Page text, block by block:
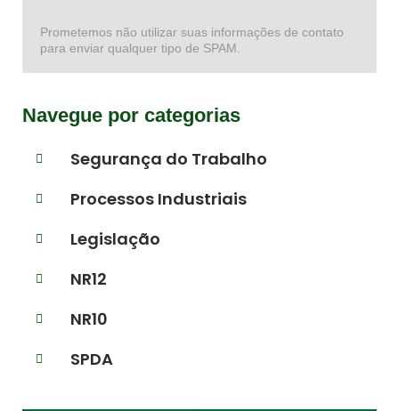
Prometemos não utilizar suas informações de contato
para enviar qualquer tipo de SPAM.
Navegue por categorias
Segurança do Trabalho
Processos Industriais
Legislação
NR12
NR10
SPDA